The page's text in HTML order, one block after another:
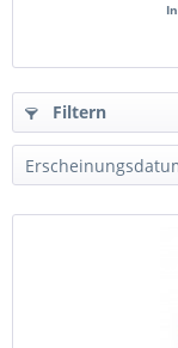
Filtern